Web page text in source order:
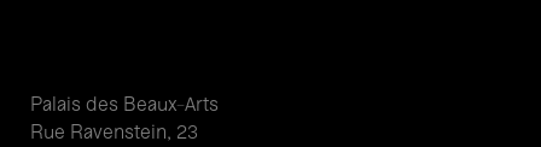
Palais des Beaux-Arts
Rue Ravenstein, 23